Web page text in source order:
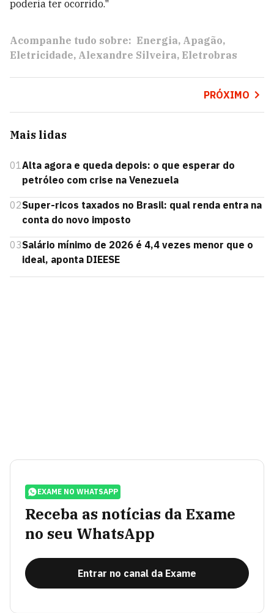
poderia ter ocorrido."
Acompanhe tudo sobre: Energia Apagão
Eletricidade Alexandre Silveira Eletrobras
PRÓXIMO
Mais lidas
01Alta agora e queda depois: o que esperar do
petróleo com crise na Venezuela
02Super-ricos taxados no Brasil: qual renda entra na
conta do novo imposto
03Salário mínimo de 2026 é 4,4 vezes menor que o
ideal, aponta DIEESE
EXAME NO WHATSAPP
Receba as notícias da Exame
no seu WhatsApp
Entrar no canal da Exame